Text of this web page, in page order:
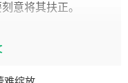
意将其扶正。